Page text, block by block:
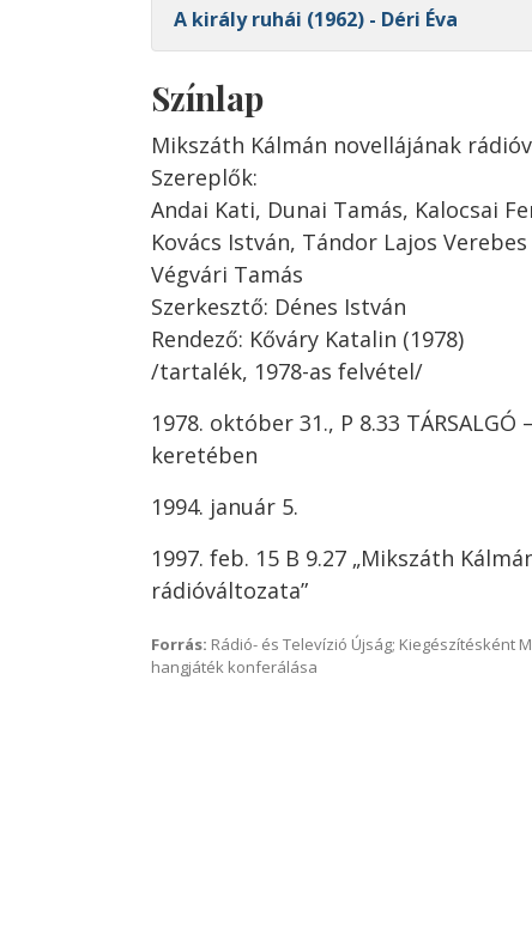
A király ruhái (1962) - Déri Éva
Színlap
Mikszáth Kálmán novellájának
Szereplők:
Andai Kati, Dunai Tamás, Kalocsai
Kovács István, Tándor Lajos
Végvári Tamás
Szerkesztő: Dénes István
Rendező: Kőváry Katalin (1978)
/tartalék, 1978-as felvétel/
1978. október 31., P 8.33
keretében
1994. január 5.
1997. feb. 15 B 9.27 „Mikszáth
rádióváltozata”
Forrás: Rádió- és Televízió Újság; Kiegészítésként
hangjáték konferálása